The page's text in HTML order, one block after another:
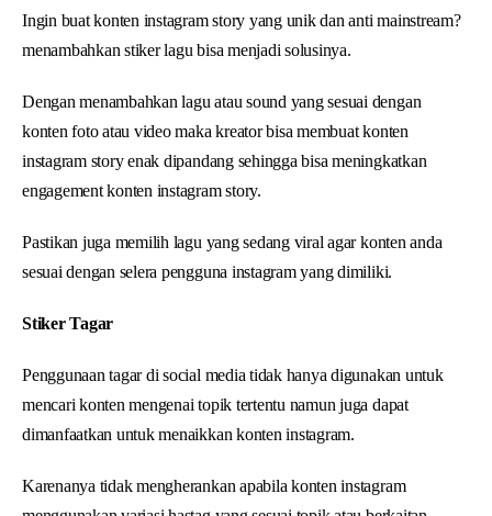
Ingin buat konten instagram story yang unik dan anti mainstream?
menambahkan stiker lagu bisa menjadi solusinya.
Dengan menambahkan lagu atau sound yang sesuai dengan
konten foto atau video maka kreator bisa membuat konten
instagram story enak dipandang sehingga bisa meningkatkan
engagement konten instagram story.
Pastikan juga memilih lagu yang sedang viral agar konten anda
sesuai dengan selera pengguna instagram yang dimiliki.
Stiker Tagar
Penggunaan tagar di social media tidak hanya digunakan untuk
mencari konten mengenai topik tertentu namun juga dapat
dimanfaatkan untuk menaikkan konten instagram.
Karenanya tidak mengherankan apabila konten instagram